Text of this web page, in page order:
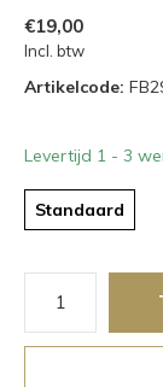
€19,00
Incl. btw
Artikelcode:
Levertijd 1 - 3
Standaard